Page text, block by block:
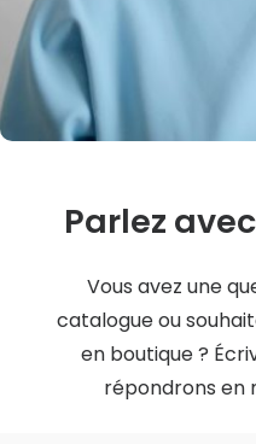
Parlez
Vous avez une
catalogue ou
en boutique ?
répondrons en